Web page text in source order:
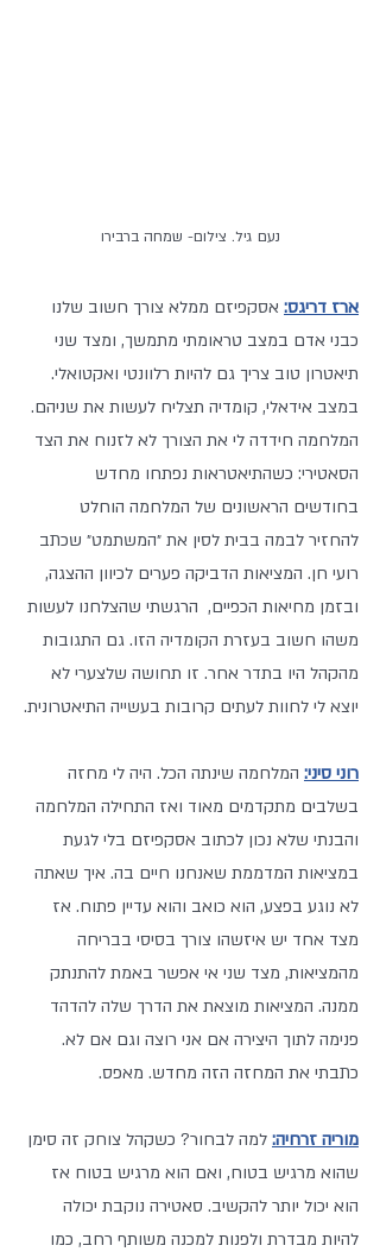
נעם גיל. צילום- שמחה ברבירו
ארז דריגס: אסקפיזם ממלא צורך חשוב שלנו
כבני אדם במצב טראומתי מתמשך, ומצד שני
תיאטרון טוב צריך גם להיות רלוונטי ואקטואלי.
במצב אידאלי, קומדיה תצליח לעשות את שניהם.
המלחמה חידדה לי את הצורך לא לזנוח את הצד
הסאטירי: כשהתיאטראות נפתחו מחדש
בחודשים הראשונים של המלחמה הוחלט
להחזיר לבמה בבית לסין את ״המשתמט״ שכתב
רועי חן. המציאות הדביקה פערים לכיוון ההצגה,
ובזמן מחיאות הכפיים,  הרגשתי שהצלחנו לעשות
משהו חשוב בעזרת הקומדיה הזו. גם התגובות
מהקהל היו בתדר אחר. זו תחושה שלצערי לא
יוצא לי לחוות לעתים קרובות בעשייה התיאטרונית.
רוני סיני: המלחמה שינתה הכל. היה לי מחזה
בשלבים מתקדמים מאוד ואז התחילה המלחמה
והבנתי שלא נכון לכתוב אסקפיזם בלי לגעת
במציאות המדממת שאנחנו חיים בה. איך שאתה
לא נוגע בפצע, הוא כואב והוא עדיין פתוח. אז
מצד אחד יש איזשהו צורך בסיסי בבריחה
מהמציאות, מצד שני אי אפשר באמת להתנתק
ממנה. המציאות מוצאת את הדרך שלה להדהד
פנימה לתוך היצירה אם אני רוצה וגם אם לא.
כתבתי את המחזה הזה מחדש. מאפס.
מוריה זרחיה: למה לבחור? כשקהל צוחק זה סימן
שהוא מרגיש בטוח, ואם הוא מרגיש בטוח אז
הוא יכול יותר להקשיב. סאטירה נוקבת יכולה
להיות מבדרת ולפנות למכנה משותף רחב, כמו